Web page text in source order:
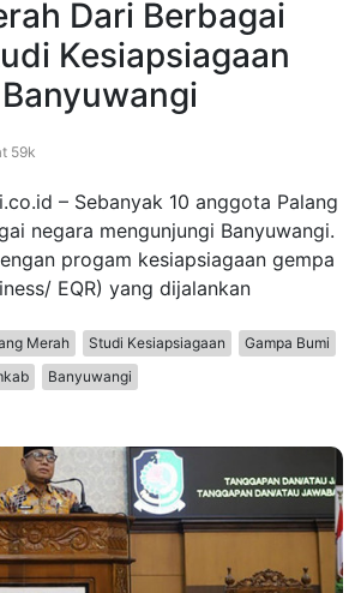
Dari Berbagai
Kesiapsiagaan
59k
– Sebanyak 10 anggota Palang
negara mengunjungi Banyuwangi.
progam kesiapsiagaan gempa
EQR) yang dijalankan
Merah Studi Kesiapsiagaan
Gampa Bumi
Banyuwangi